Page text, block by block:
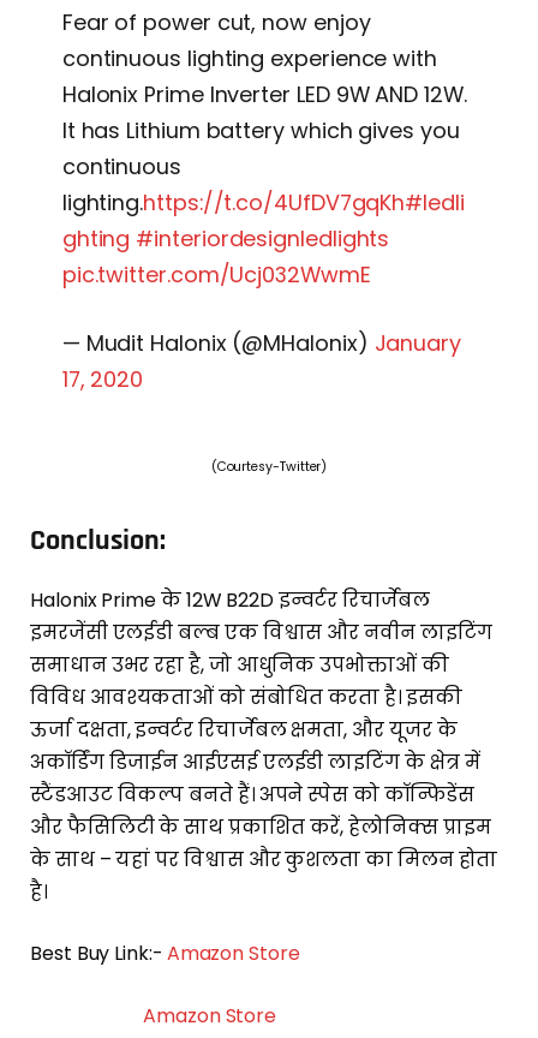
Fear of power cut, now enjoy
continuous lighting experience with
Halonix Prime Inverter LED 9W AND 12W.
It has Lithium battery which gives you
continuous
lighting.https://t.co/4UfDV7gqKh#ledli
ghting #interiordesignledlights
pic.twitter.com/Ucj032WwmE
— Mudit Halonix (@MHalonix) January
17, 2020
(Courtesy-Twitter)
Conclusion:
Halonix Prime के 12W B22D इन्वर्टर रिचार्जेबल
इमरजेंसी एलईडी बल्ब एक विश्वास और नवीन लाइटिंग
समाधान उभर रहा है, जो आधुनिक उपभोक्ताओं की
विविध आवश्यकताओं को संबोधित करता है। इसकी
ऊर्जा दक्षता, इन्वर्टर रिचार्जेबल क्षमता, और यूजर के
अकॉर्डिंग डिजाईन आईएसई एलईडी लाइटिंग के क्षेत्र में
स्टैंडआउट विकल्प बनते हैं। अपने स्पेस को कॉन्फिडेंस
और फैसिलिटी के साथ प्रकाशित करें, हेलोनिक्स प्राइम
के साथ – यहां पर विश्वास और कुशलता का मिलन होता
है।
Best Buy Link:- Amazon Store
Amazon Store